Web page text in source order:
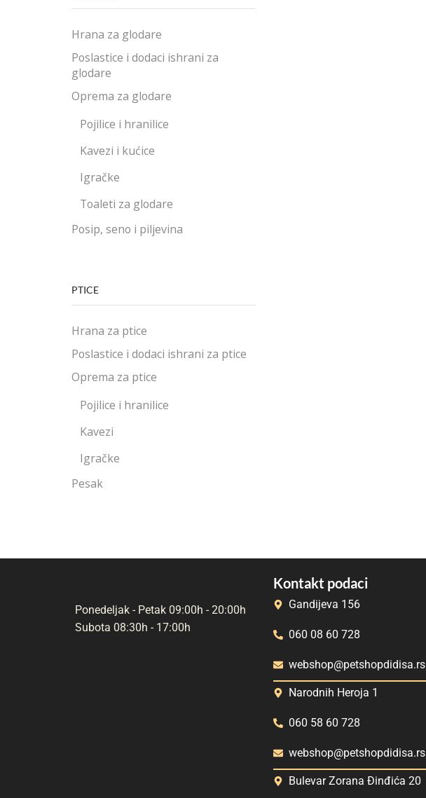
Hrana za glodare
Poslastice i dodaci ishrani za
glodare
Oprema za glodare
Pojilice i hranilice
Kavezi i kućice
Igračke
Toaleti za glodare
Posip, seno i piljevina
PTICE
Hrana za ptice
Poslastice i dodaci ishrani za ptice
Oprema za ptice
Pojilice i hranilice
Kavezi
Igračke
Pesak
Ponedeljak - Petak 09:00h - 20:00h
Subota 08:30h - 17:00h
Kontakt podaci
Gandijeva 156
060 08 60 728
webshop@petshopdidisa.rs
Narodnih Heroja 1
060 58 60 728
webshop@petshopdidisa.rs
Bulevar Zorana Đinđića 20